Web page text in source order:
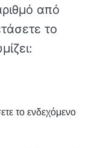
από
το
το ενδεχόμενο